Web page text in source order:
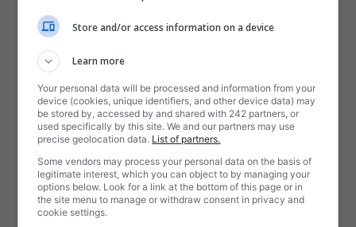
Store and/or access information on a device
Learn more
Your personal data will be processed and information from your
device (cookies, unique identifiers, and other device data) may
be stored by, accessed by and shared with 242 partners, or
used specifically by this site. We and our partners may use
precise geolocation data. List of partners.
Some vendors may process your personal data on the basis of
legitimate interest, which you can object to by managing your
options below. Look for a link at the bottom of this page or in
the site menu to manage or withdraw consent in privacy and
cookie settings.